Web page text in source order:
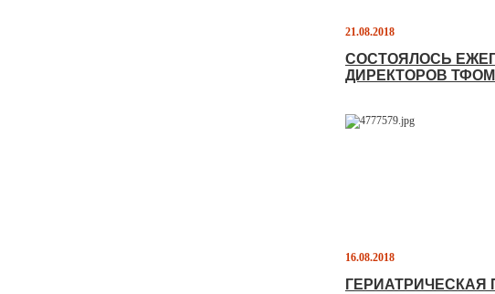
21.08.2018
СОСТОЯЛОСЬ
ДИРЕКТОРОВ
16.08.2018